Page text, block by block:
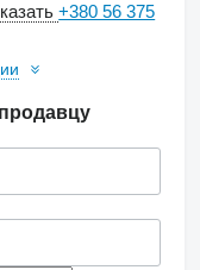
+380 56 375